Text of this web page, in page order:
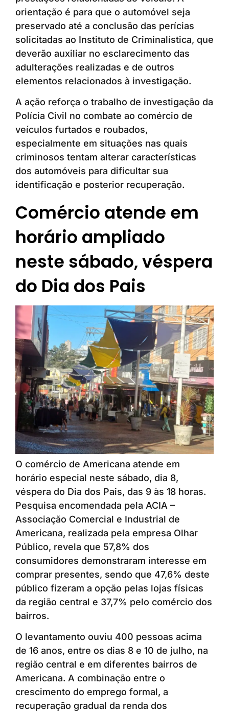
orientação é para que o automóvel seja
preservado até a conclusão das perícias
solicitadas ao Instituto de Criminalística, que
deverão auxiliar no esclarecimento das
adulterações realizadas e de outros
elementos relacionados à investigação.
A ação reforça o trabalho de investigação da
Polícia Civil no combate ao comércio de
veículos furtados e roubados,
especialmente em situações nas quais
criminosos tentam alterar características
dos automóveis para dificultar sua
identificação e posterior recuperação.
Comércio atende em
horário ampliado
neste sábado, véspera
do Dia dos Pais
O comércio de Americana atende em
horário especial neste sábado, dia 8,
véspera do Dia dos Pais, das 9 às 18 horas.
Pesquisa encomendada pela ACIA –
Associação Comercial e Industrial de
Americana, realizada pela empresa Olhar
Público, revela que 57,8% dos
consumidores demonstraram interesse em
comprar presentes, sendo que 47,6% deste
público fizeram a opção pelas lojas físicas
da região central e 37,7% pelo comércio dos
bairros.
O levantamento ouviu 400 pessoas acima
de 16 anos, entre os dias 8 e 10 de julho, na
região central e em diferentes bairros de
Americana. A combinação entre o
crescimento do emprego formal, a
recuperação gradual da renda dos